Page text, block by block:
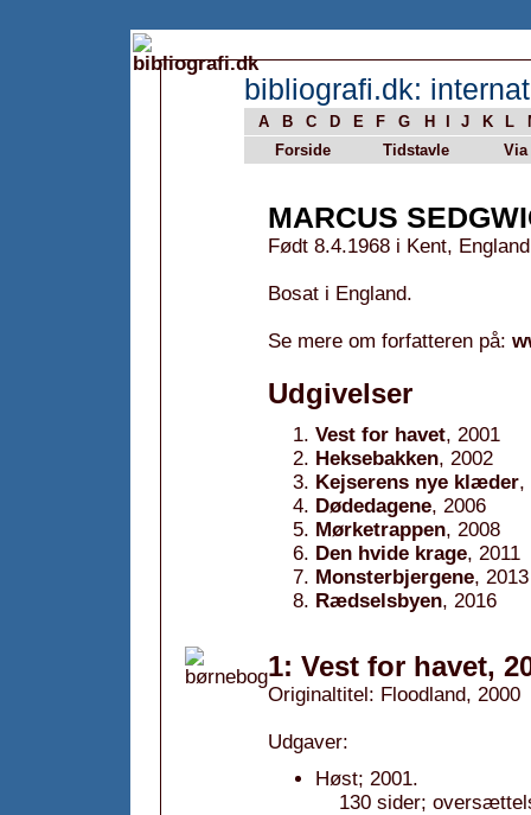
bibliografi.dk:
A B C D E F G H J K L
Forside
Tidstavle Via
MARCUS
Født 8.4.1968 i Kent,
Bosat i England.
Se mere om forfatteren på:
Udgivelser
Vest for havet, 2001
Heksebakken, 2002
Kejserens nye klæder,
Dødedagene, 2006
Mørketrappen, 2008
Den hvide krage, 2011
Monsterbjergene, 2013
Rædselsbyen, 2016
1: Vest for havet,
Originaltitel: Floodland, 2000
Udgaver:
Høst; 2001.
130 sider;